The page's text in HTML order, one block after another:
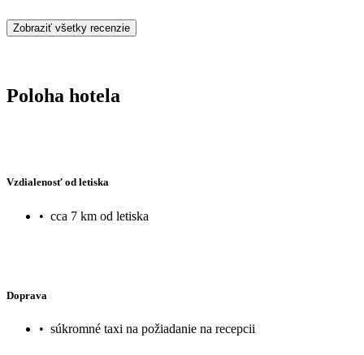
Zobraziť všetky recenzie
Poloha hotela
Vzdialenosť od letiska
• cca 7 km od letiska
Doprava
• súkromné taxi na požiadanie na recepcii